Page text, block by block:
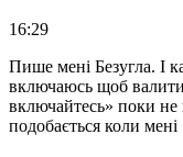
16:29
Пише мені Безугла. І
включаюсь щоб
включайтесь» поки
подобається коли